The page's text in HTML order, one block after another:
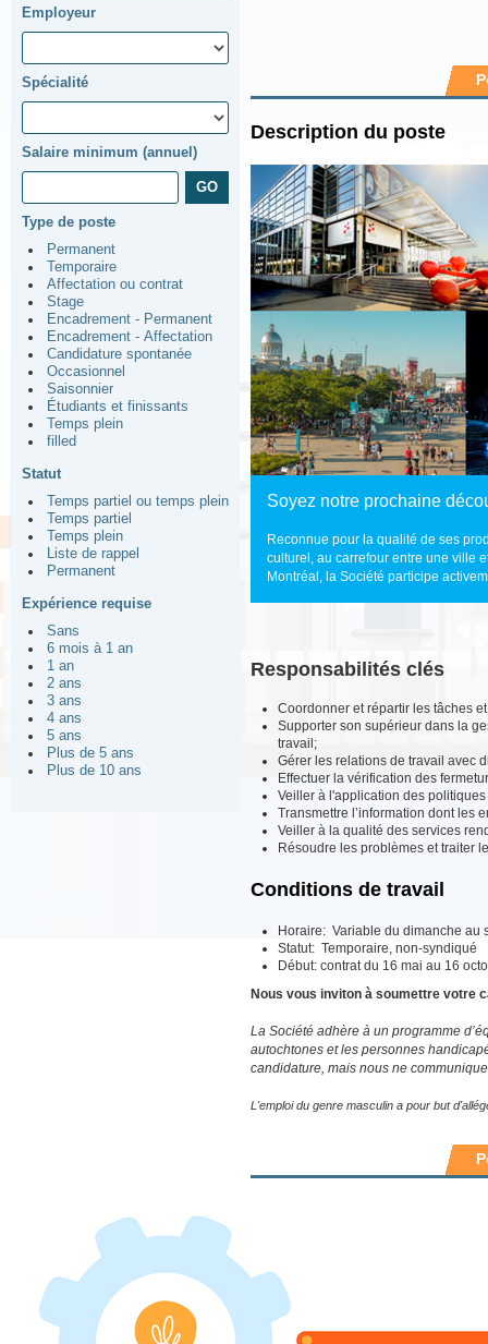
Employeur
Spécialité
Salaire minimum (annuel)
Type de poste
Permanent
Temporaire
Affectation ou contrat
Stage
Encadrement - Permanent
Encadrement - Affectation
Candidature spontanée
Occasionnel
Saisonnier
Étudiants et finissants
Temps plein
filled
Statut
Temps partiel ou temps plein
Temps partiel
Temps plein
Liste de rappel
Permanent
Expérience requise
Sans
6 mois à 1 an
1 an
2 ans
3 ans
4 ans
5 ans
Plus de 5 ans
Plus de 10 ans
Description du poste
Soyez notre prochaine
Reconnue pour la qualité de ses
culturel, au carrefour entre une ville
Montréal, la Société participe
Responsabilités clés
Coordonner et répartir les tâches
Supporter son supérieur dans la
travail;
Gérer les relations de travail avec
Effectuer la vérification des
Veiller à l'application des
Transmettre l’information dont les
Veiller à la qualité des services
Résoudre les problèmes et traiter
Conditions de travail
Horaire: Variable du dimanche au
Statut: Temporaire, non-syndiqué
Début: contrat du 16 mai au 16
Nous vous inviton à soumettre votre
La Société adhère à un programme
autochtones et les personnes
candidature, mais nous ne
L'emploi du genre masculin a pour but